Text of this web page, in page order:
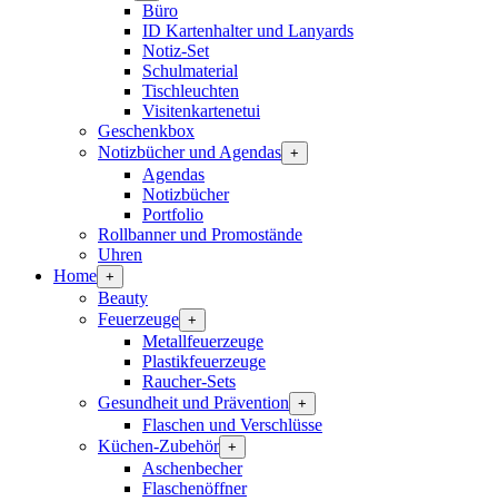
Büro
ID Kartenhalter und Lanyards
Notiz-Set
Schulmaterial
Tischleuchten
Visitenkartenetui
Geschenkbox
Notizbücher und Agendas +
Agendas
Notizbücher
Portfolio
Rollbanner und Promostände
Uhren
Home +
Beauty
Feuerzeuge +
Metallfeuerzeuge
Plastikfeuerzeuge
Raucher-Sets
Gesundheit und Prävention +
Flaschen und Verschlüsse
Küchen-Zubehör +
Aschenbecher
Flaschenöffner